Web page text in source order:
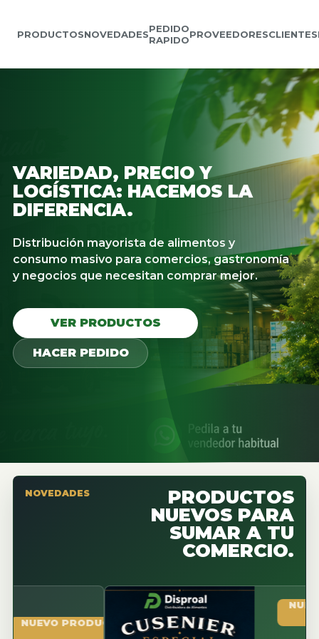
PRODUCTOSNOVEDADESPEDIDO
RAPIDOPROVEEDORESCLIENTES
VARIEDAD, PRECIO Y
LOGÍSTICA: HACEMOS LA
DIFERENCIA.
Distribución mayorista de alimentos y
consumo masivo para comercios, gastronomía
y negocios que necesitan comprar mejor.
VER PRODUCTOS
HACER PEDIDO
NOVEDADES
PRODUCTOS
NUEVOS PARA
SUMAR A TU
COMERCIO.
PRODUCTO
NUEVO